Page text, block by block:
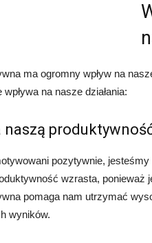
ma ogromny wpływ na
na nasze działania:
naszą
pozytywnie,
wzrasta, ponieważ
pomaga nam utrzymać
wyników.